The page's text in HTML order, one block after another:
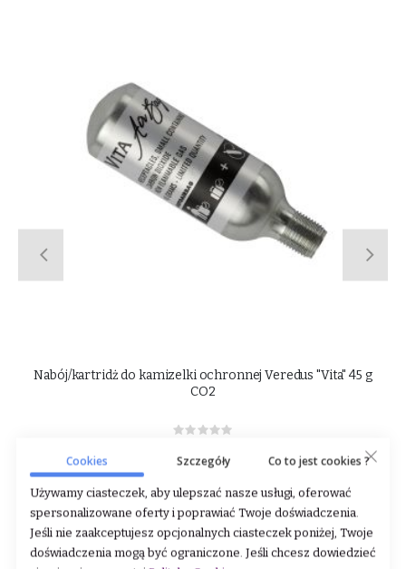
Osłony do mikrofonu WHIS
Rating:
9,00 zł
p
e
i
l
P
r
i
c
7,20 zł
DODAJ DO KOSZYKA
Cookies Szczegóły Co to jest cookies ?
Używamy ciasteczek, aby ulepszać nasze usługi, oferować
spersonalizowane oferty i poprawiać Twoje doświadczenia.
Jeśli nie zaakceptujesz opcjonalnych ciasteczek poniżej, Twoje
doświadczenia mogą być ograniczone. Jeśli chcesz dowiedzieć